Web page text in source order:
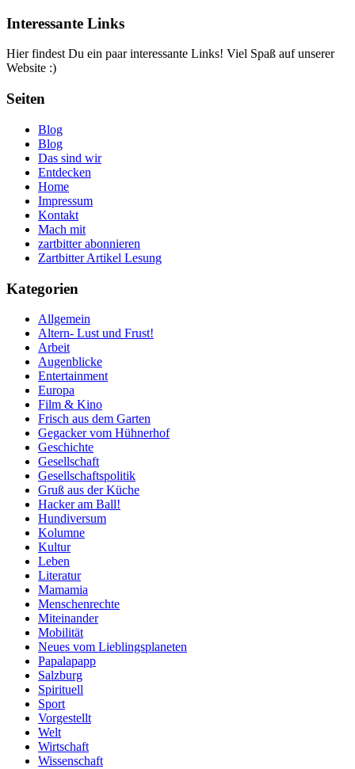
Interessante Links
Hier findest Du ein paar interessante Links! Viel Spaß auf unserer
Website :)
Seiten
Blog
Blog
Das sind wir
Entdecken
Home
Impressum
Kontakt
Mach mit
zartbitter abonnieren
Zartbitter Artikel Lesung
Kategorien
Allgemein
Altern- Lust und Frust!
Arbeit
Augenblicke
Entertainment
Europa
Film & Kino
Frisch aus dem Garten
Gegacker vom Hühnerhof
Geschichte
Gesellschaft
Gesellschaftspolitik
Gruß aus der Küche
Hacker am Ball!
Hundiversum
Kolumne
Kultur
Leben
Literatur
Mamamia
Menschenrechte
Miteinander
Mobilität
Neues vom Lieblingsplaneten
Papalapapp
Salzburg
Spirituell
Sport
Vorgestellt
Welt
Wirtschaft
Wissenschaft